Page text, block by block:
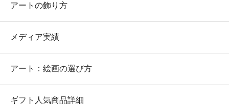
アートの飾り方
メディア実績
アート：絵画の選び方
ギフト人気商品詳細